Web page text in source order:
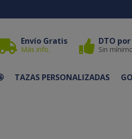
Envío Gratis
Más info.
DTO
Sin
TAZAS PERSONALIZADAS